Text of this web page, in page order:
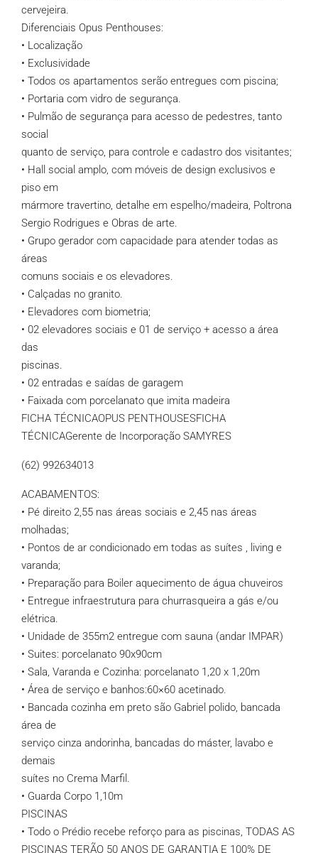
cervejeira.
Diferenciais Opus Penthouses:
• Localização
• Exclusividade
• Todos os apartamentos serão entregues com piscina;
• Portaria com vidro de segurança.
• Pulmão de segurança para acesso de pedestres, tanto
social
quanto de serviço, para controle e cadastro dos visitantes;
• Hall social amplo, com móveis de design exclusivos e
piso em
mármore travertino, detalhe em espelho/madeira, Poltrona
Sergio Rodrigues e Obras de arte.
• Grupo gerador com capacidade para atender todas as
áreas
comuns sociais e os elevadores.
• Calçadas no granito.
• Elevadores com biometria;
• 02 elevadores sociais e 01 de serviço + acesso a área
das
piscinas.
• 02 entradas e saídas de garagem
• Faixada com porcelanato que imita madeira
FICHA TÉCNICAOPUS PENTHOUSESFICHA
TÉCNICAGerente de Incorporação SAMYRES
(62) 992634013
ACABAMENTOS:
• Pé direito 2,55 nas áreas sociais e 2,45 nas áreas
molhadas;
• Pontos de ar condicionado em todas as suítes , living e
varanda;
• Preparação para Boiler aquecimento de água chuveiros
• Entregue infraestrutura para churrasqueira a gás e/ou
elétrica.
• Unidade de 355m2 entregue com sauna (andar IMPAR)
• Suites: porcelanato 90x90cm
• Sala, Varanda e Cozinha: porcelanato 1,20 x 1,20m
• Área de serviço e banhos:60×60 acetinado.
• Bancada cozinha em preto são Gabriel polido, bancada
área de
serviço cinza andorinha, bancadas do máster, lavabo e
demais
suítes no Crema Marfil.
• Guarda Corpo 1,10m
PISCINAS
• Todo o Prédio recebe reforço para as piscinas, TODAS AS
PISCINAS TERÃO 50 ANOS DE GARANTIA E 100% DE